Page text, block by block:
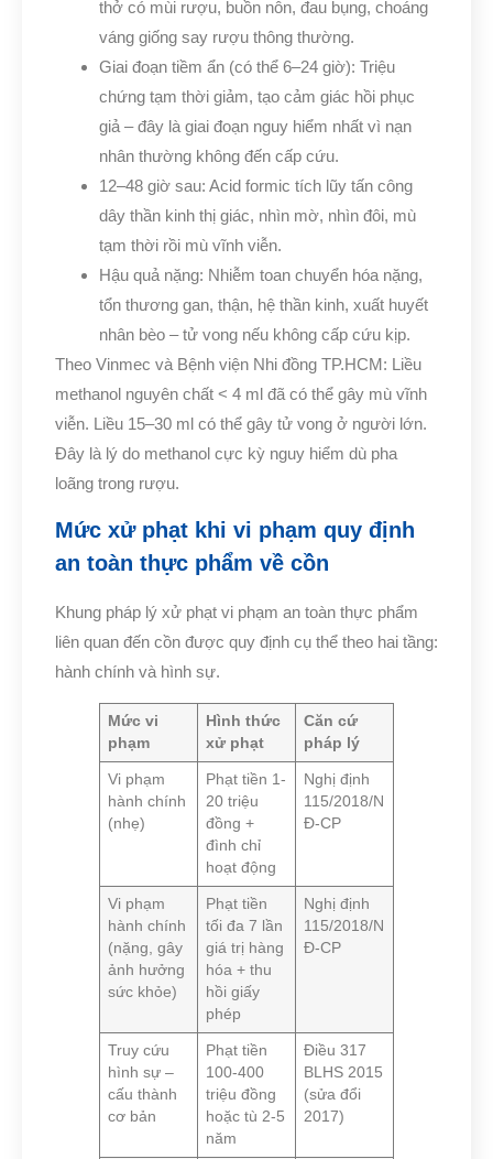
thở có mùi rượu, buồn nôn, đau bụng, choáng
váng giống say rượu thông thường.
Giai đoạn tiềm ẩn (có thể 6–24 giờ): Triệu
chứng tạm thời giảm, tạo cảm giác hồi phục
giả – đây là giai đoạn nguy hiểm nhất vì nạn
nhân thường không đến cấp cứu.
12–48 giờ sau: Acid formic tích lũy tấn công
dây thần kinh thị giác, nhìn mờ, nhìn đôi, mù
tạm thời rồi mù vĩnh viễn.
Hậu quả nặng: Nhiễm toan chuyển hóa nặng,
tổn thương gan, thận, hệ thần kinh, xuất huyết
nhân bèo – tử vong nếu không cấp cứu kịp.
Theo Vinmec và Bệnh viện Nhi đồng TP.HCM: Liều
methanol nguyên chất < 4 ml đã có thể gây mù vĩnh
viễn. Liều 15–30 ml có thể gây tử vong ở người lớn.
Đây là lý do methanol cực kỳ nguy hiểm dù pha
loãng trong rượu.
Mức xử phạt khi vi phạm quy định
an toàn thực phẩm về cồn
Khung pháp lý xử phạt vi phạm an toàn thực phẩm
liên quan đến cồn được quy định cụ thể theo hai tầng:
hành chính và hình sự.
Mức vi
phạm
Hình thức
xử phạt
Căn cứ
pháp lý
Vi phạm
hành chính
(nhẹ)
Phạt tiền 1-
20 triệu
đồng +
đình chỉ
hoạt động
Nghị định
115/2018/N
Đ-CP
Vi phạm
hành chính
(nặng, gây
ảnh hưởng
sức khỏe)
Phạt tiền
tối đa 7 lần
giá trị hàng
hóa + thu
hồi giấy
phép
Nghị định
115/2018/N
Đ-CP
Truy cứu
hình sự –
cấu thành
cơ bản
Phạt tiền
100-400
triệu đồng
hoặc tù 2-5
năm
Điều 317
BLHS 2015
(sửa đổi
2017)